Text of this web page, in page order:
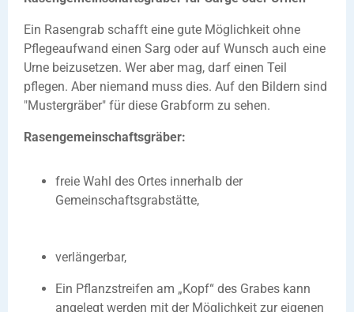
Ein Rasengrab schafft eine gute Möglichkeit ohne
Pflegeaufwand einen Sarg oder auf Wunsch auch eine
Urne beizusetzen. Wer aber mag, darf einen Teil
pflegen. Aber niemand muss dies. Auf den Bildern sind
"Mustergräber" für diese Grabform zu sehen.
Rasengemeinschaftsgräber:
freie Wahl des Ortes innerhalb der
Gemeinschaftsgrabstätte,
verlängerbar,
Ein Pflanzstreifen am „Kopf“ des Grabes kann
angelegt werden mit der Möglichkeit zur eigenen